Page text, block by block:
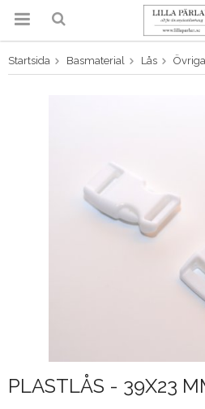
Produkten har
Startsida Basmaterial Lås
PLASTLÅS - 39X23